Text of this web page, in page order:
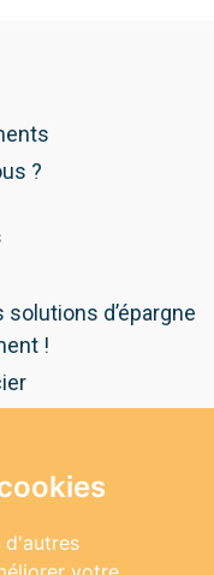
d'autres
?
d’épargne
!
au: